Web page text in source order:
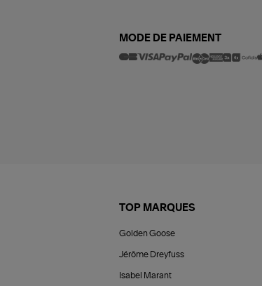
MODE DE PAIEMENT
TOP MARQUES
Golden Goose
Jérôme Dreyfuss
Isabel Marant